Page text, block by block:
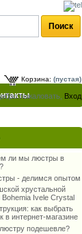
Корзина: (пустая)
пожаловать, Вход
ли мы люстры в
- делимся опытом
хрустальной
Ivele Crystal
как выбрать
в интернет-магазине
подешевле?